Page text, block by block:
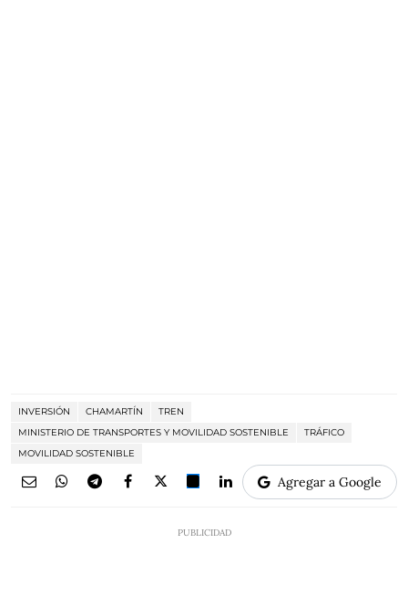
INVERSIÓN CHAMARTÍN
TREN
MINISTERIO DE TRANSPORTES Y MOVILIDAD SOSTENIBLE
TRÁFICO
MOVILIDAD SOSTENIBLE
Agregar a Google